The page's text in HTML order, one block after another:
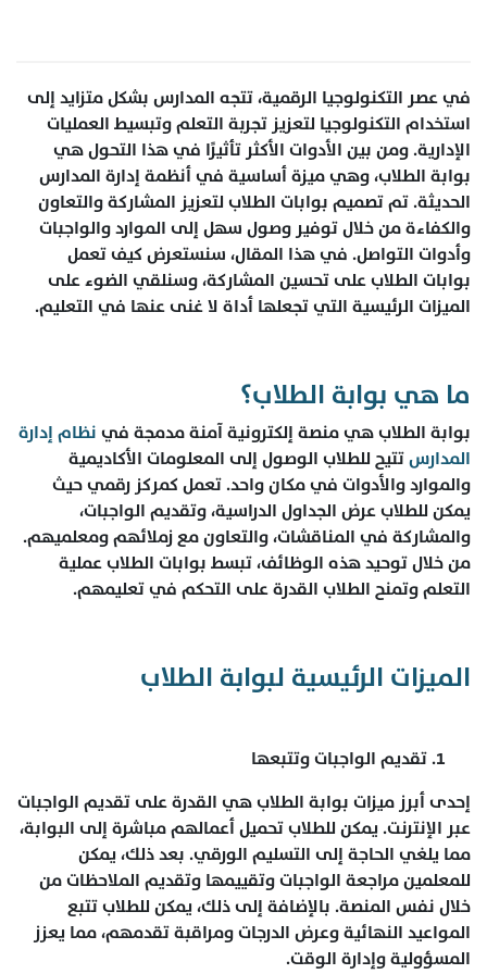
في عصر التكنولوجيا الرقمية، تتجه المدارس بشكل متزايد إلى
استخدام التكنولوجيا لتعزيز تجربة التعلم وتبسيط العمليات
الإدارية. ومن بين الأدوات الأكثر تأثيرًا في هذا التحول هي
بوابة الطلاب، وهي ميزة أساسية في أنظمة إدارة المدارس
الحديثة. تم تصميم بوابات الطلاب لتعزيز المشاركة والتعاون
والكفاءة من خلال توفير وصول سهل إلى الموارد والواجبات
وأدوات التواصل. في هذا المقال، سنستعرض كيف تعمل
بوابات الطلاب على تحسين المشاركة، وسنلقي الضوء على
الميزات الرئيسية التي تجعلها أداة لا غنى عنها في التعليم.
ما هي بوابة الطلاب؟
بوابة الطلاب هي منصة إلكترونية آمنة مدمجة فينظام إدارة
المدارستتيح للطلاب الوصول إلى المعلومات الأكاديمية
والموارد والأدوات في مكان واحد. تعمل كمركز رقمي حيث
يمكن للطلاب عرض الجداول الدراسية، وتقديم الواجبات،
والمشاركة في المناقشات، والتعاون مع زملائهم ومعلميهم.
من خلال توحيد هذه الوظائف، تبسط بوابات الطلاب عملية
التعلم وتمنح الطلاب القدرة على التحكم في تعليمهم.
الميزات الرئيسية لبوابة الطلاب
تقديم الواجبات وتتبعها
إحدى أبرز ميزات بوابة الطلاب هي القدرة على تقديم الواجبات
عبر الإنترنت. يمكن للطلاب تحميل أعمالهم مباشرة إلى البوابة،
مما يلغي الحاجة إلى التسليم الورقي. بعد ذلك، يمكن
للمعلمين مراجعة الواجبات وتقييمها وتقديم الملاحظات من
خلال نفس المنصة. بالإضافة إلى ذلك، يمكن للطلاب تتبع
المواعيد النهائية وعرض الدرجات ومراقبة تقدمهم، مما يعزز
المسؤولية وإدارة الوقت.